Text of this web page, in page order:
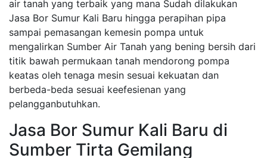
air tanah yang terbaik yang mana Sudah dilakukan
Jasa Bor Sumur Kali Baru hingga perapihan pipa
sampai pemasangan kemesin pompa untuk
mengalirkan Sumber Air Tanah yang bening bersih dari
titik bawah permukaan tanah mendorong pompa
keatas oleh tenaga mesin sesuai kekuatan dan
berbeda-beda sesuai keefesienan yang
pelangganbutuhkan.
Jasa Bor Sumur Kali Baru di
Sumber Tirta Gemilang